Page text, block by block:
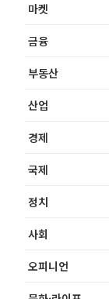
마켓
금융
부동산
산업
경제
국제
정치
사회
오피니언